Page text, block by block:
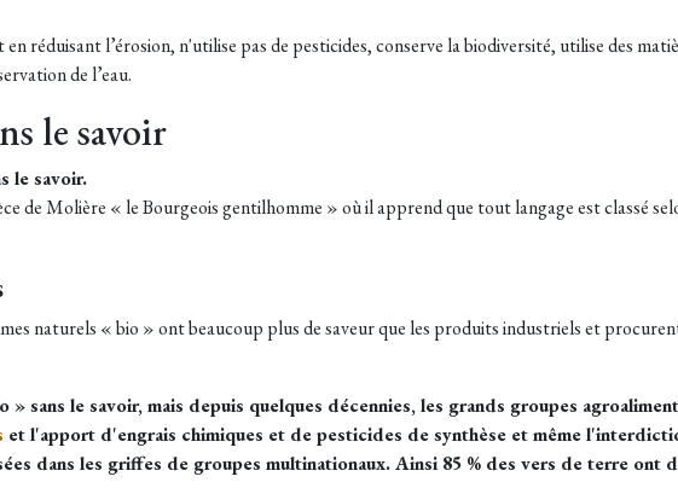
réduisant l’érosion, n'utilise pas de pesticides, conserve la biodiversité, utilise des
de l’eau.
le savoir
le savoir.
de Molière « le Bourgeois gentilhomme » où il apprend que tout langage est classé
naturels « bio » ont beaucoup plus de saveur que les produits industriels et
» sans le savoir, mais depuis quelques décennies, les grands groupes
et l'apport d'engrais chimiques et de pesticides de synthèse et même
dans les griffes de groupes multinationaux. Ainsi 85 % des vers de terre